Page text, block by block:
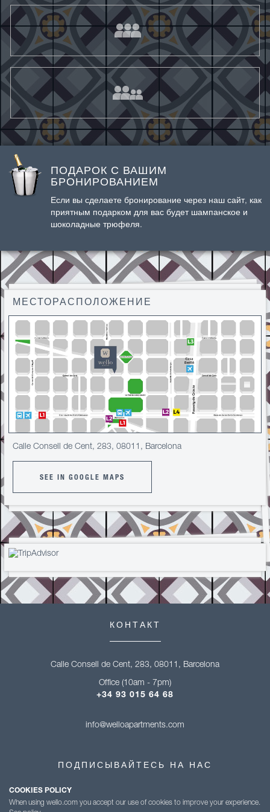
ПОДАРОК С ВАШИМ
БРОНИРОВАНИЕМ
Если вы сделаете бронирование через наш сайт, как
приятным подарком для вас будет шампанское и
шоколадные трюфеля.
МЕСТОРАСПОЛОЖЕНИЕ
Calle Consell de Cent, 283, 08011, Barcelona
SEE IN GOOGLE MAPS
COOKIES POLICY
When using wello.com you accept our use of cookies to improve your experience.
КОНТАКТ
Calle Consell de Cent, 283, 08011, Barcelona
Office (10am - 7pm)
+34 93 015 64 68
info@welloapartments.com
ПОДПИСЫВАЙТЕСЬ НА НАС